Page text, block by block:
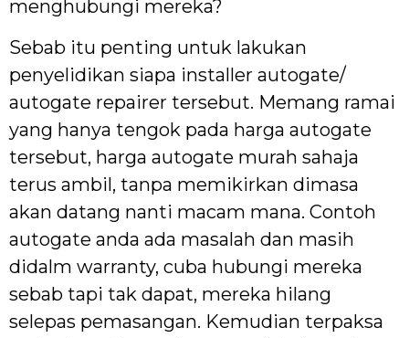
menghubungi mereka?
Sebab itu penting untuk lakukan
penyelidikan siapa installer autogate/
autogate repairer tersebut. Memang ramai
yang hanya tengok pada harga autogate
tersebut, harga autogate murah sahaja
terus ambil, tanpa memikirkan dimasa
akan datang nanti macam mana. Contoh
autogate anda ada masalah dan masih
didalm warranty, cuba hubungi mereka
sebab tapi tak dapat, mereka hilang
selepas pemasangan. Kemudian terpaksa